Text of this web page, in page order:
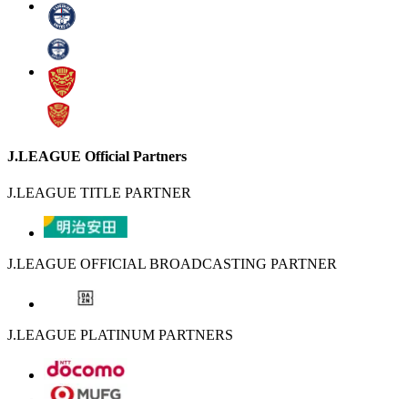
J.LEAGUE Official Partners
J.LEAGUE TITLE PARTNER
J.LEAGUE OFFICIAL BROADCASTING PARTNER
J.LEAGUE PLATINUM PARTNERS